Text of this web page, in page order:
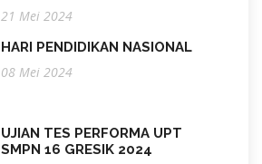
21 Mei 2024
HARI PENDIDIKAN NASIONAL
08 Mei 2024
UJIAN TES PERFORMA UPT
SMPN 16 GRESIK 2024